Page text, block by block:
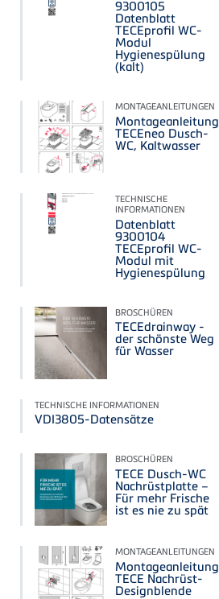
9300105
Datenblatt
TECEprofil WC-
Modul
Hygienespülung
(kalt)
MONTAGEANLEITUNGEN
Montageanleitung
TECEneo Dusch-
WC, Kaltwasser
TECHNISCHE
INFORMATIONEN
Datenblatt
9300104
TECEprofil WC-
Modul mit
Hygienespülung
BROSCHÜREN
TECEdrainway -
der schönste Weg
für Wasser
TECHNISCHE INFORMATIONEN
VDI3805-Datensätze
BROSCHÜREN
TECE Dusch-WC
Nachrüstplatte –
Für mehr Frische
ist es nie zu spät
MONTAGEANLEITUNGEN
Montageanleitung
TECE Nachrüst-
Designblende